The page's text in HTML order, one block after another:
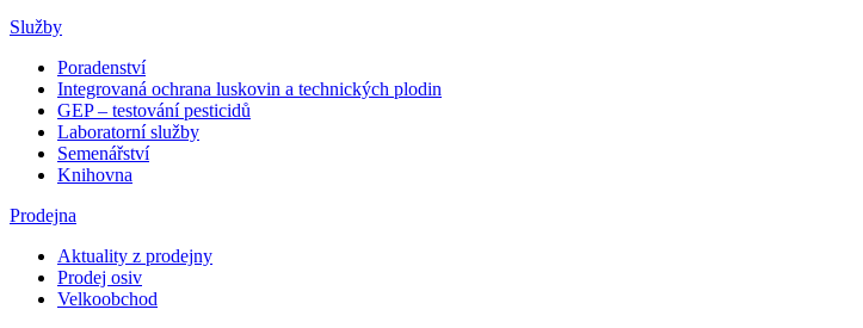
Služby
Poradenství
Integrovaná ochrana luskovin a technických plodin
GEP – testování pesticidů
Laboratorní služby
Semenářství
Knihovna
Prodejna
Aktuality z prodejny
Prodej osiv
Velkoobchod